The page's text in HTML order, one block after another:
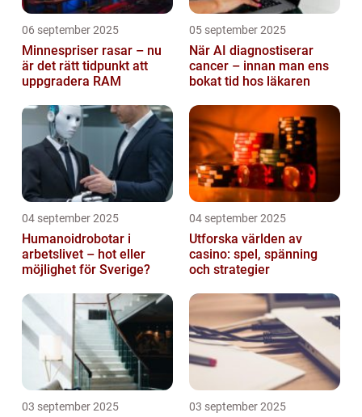
06 september 2025
Minnespriser rasar – nu
är det rätt tidpunkt att
uppgradera RAM
05 september 2025
När AI diagnostiserar
cancer – innan man ens
bokat tid hos läkaren
04 september 2025
Humanoidrobotar i
arbetslivet – hot eller
möjlighet för Sverige?
04 september 2025
Utforska världen av
casino: spel, spänning
och strategier
03 september 2025 03 september 2025